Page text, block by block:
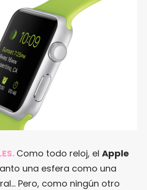
Como todo reloj, el Apple
una esfera como una
Pero, como ningún otro